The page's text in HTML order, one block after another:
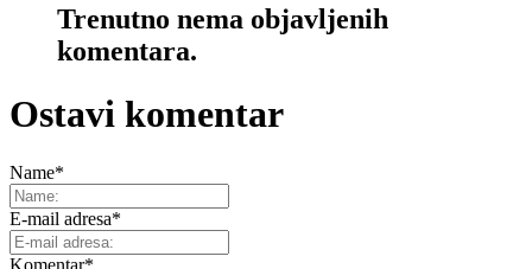
Trenutno nema objavljenih
komentara.
Ostavi komentar
Name*
E-mail adresa*
Komentar*